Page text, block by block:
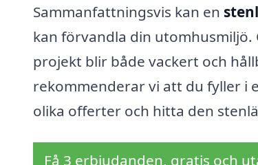
Sammanfattningsvis kan en
kan förvandla din
projekt blir både vackert och
rekommenderar vi att du fyller i
olika offerter och hitta den
Få 3 erbjudanden, gratis och